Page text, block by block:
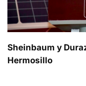
Sheinbaum y
Hermosillo